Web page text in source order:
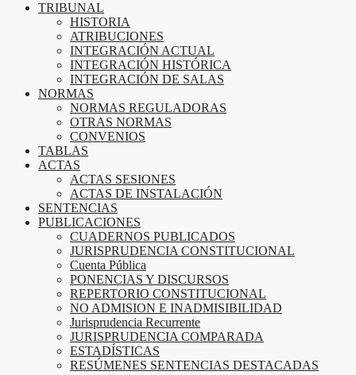
TRIBUNAL
HISTORIA
ATRIBUCIONES
INTEGRACIÓN ACTUAL
INTEGRACIÓN HISTÓRICA
INTEGRACIÓN DE SALAS
NORMAS
NORMAS REGULADORAS
OTRAS NORMAS
CONVENIOS
TABLAS
ACTAS
ACTAS SESIONES
ACTAS DE INSTALACIÓN
SENTENCIAS
PUBLICACIONES
CUADERNOS PUBLICADOS
JURISPRUDENCIA CONSTITUCIONAL
Cuenta Pública
PONENCIAS Y DISCURSOS
REPERTORIO CONSTITUCIONAL
NO ADMISION E INADMISIBILIDAD
Jurisprudencia Recurrente
JURISPRUDENCIA COMPARADA
ESTADÍSTICAS
RESÚMENES SENTENCIAS DESTACADAS